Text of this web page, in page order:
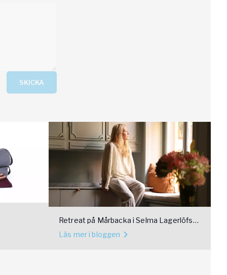
SKICKA
Retreat på Mårbacka i Selma Lagerlöfs
fotspår
Läs mer i bloggen